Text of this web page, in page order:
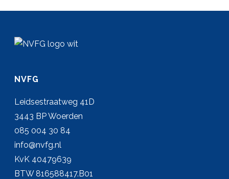
NVFG
Leidsestraatweg 41D
3443 BP Woerden
085 004 30 84
info@nvfg.nl
KvK 40479639
BTW 816588417.B01